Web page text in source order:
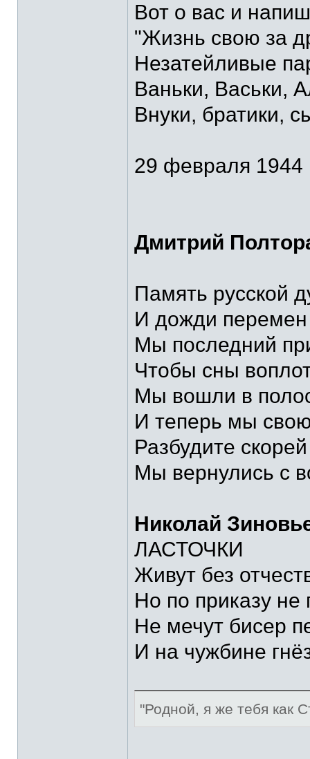
Вот о вас и
"Жизнь свою за
Незатейливые
Ваньки, Васьки,
Внуки, братики,
29 февраля 1944
Дмитрий
Память русской
И дожди
Мы последний
Чтобы сны
Мы вошли в
И теперь мы
Разбудите
Мы вернулись с
Николай
ЛАСТОЧКИ
Живут без
Но по приказу не
Не мечут бисер
И на чужбине
"Родной, я же тебя как